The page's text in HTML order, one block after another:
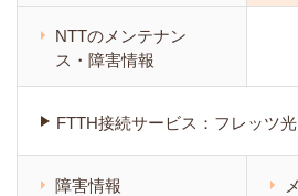
NTTのメンテナン
ス・障害情報
FTTH接続サービス：フレッツ
障害情報